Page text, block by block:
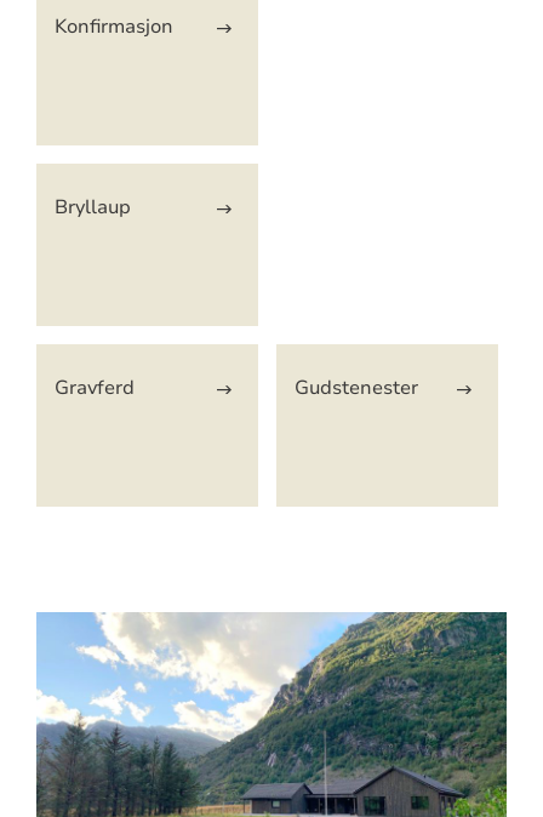
Konfirmasjon
Bryllaup
Gravferd Gudstenester